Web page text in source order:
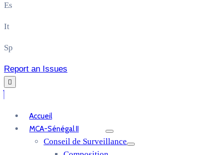
Es
It
Sp
Report an Issues
Accueil
MCA-Sénégal II
Conseil de Surveillance